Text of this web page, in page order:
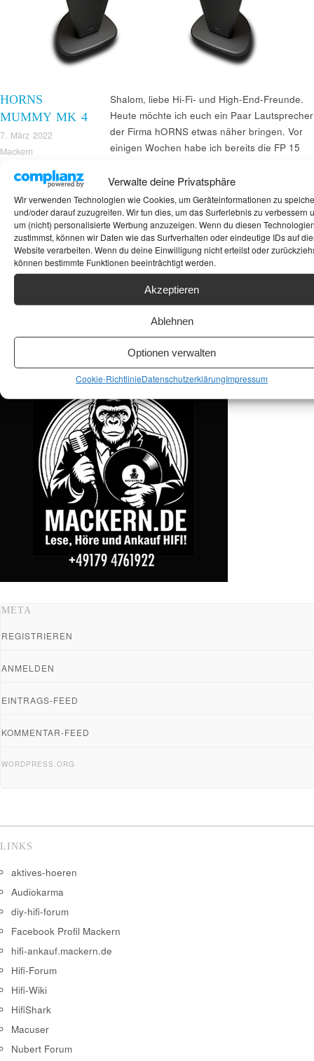
Verwalte deine Privatsphäre
Wir verwenden Technologien wie Cookies, um Geräteinformationen zu
und/oder darauf zuzugreifen. Wir tun dies, um das Surferlebnis zu verbessern
um (nicht) personalisierte Werbung anzuzeigen. Wenn du diesen
zustimmst, können wir Daten wie das Surfverhalten oder eindeutige IDs auf
Website verarbeiten. Wenn du deine Einwilligung nicht erteilst oder
können bestimmte Funktionen beeinträchtigt werden.
Akzeptieren
Ablehnen
Optionen verwalten
Cookie-RichtlinieDatenschutzerklärungImpressum
HORNS
MUMMY MK 4
7. März 2022
Mackern
Shalom, liebe Hi-Fi- und High-End-Freunde.
Heute möchte ich euch ein Paar Lautsprecher
der Firma hORNS etwas näher bringen. Vor
einigen Wochen habe ich bereits die FP 15
Begeisterung gezeigt, die bisher nur
wesentlich teurere Lautsprecher bei mir
auslösen konnten. Wie schon damals
erwähnt, stammt die Marke hORNS aus Polen
und von einem Hersteller, der ursprünglich
nichts mit Hi-Fi zu tun hatte.
ANKAUF HIFI & HIGH GERÄTE: +491794761922
META
REGISTRIEREN
ANMELDEN
EINTRAGS-FEED
KOMMENTAR-FEED
WORDPRESS.ORG
LINKS
aktives-hoeren
Audiokarma
diy-hifi-forum
Facebook Profil Mackern
hifi-ankauf.mackern.de
Hifi-Forum
Hifi-Wiki
HifiShark
Macuser
Nubert Forum